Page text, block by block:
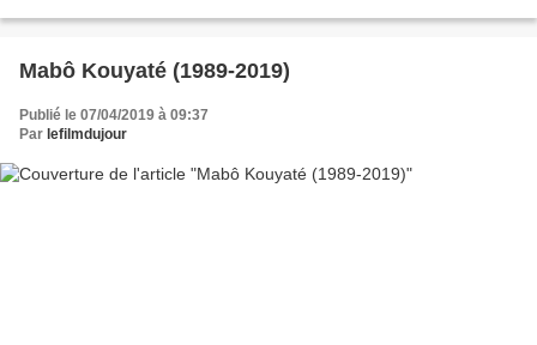
Mabô Kouyaté (1989-2019)
Publié le 07/04/2019 à 09:37
Par lefilmdujour